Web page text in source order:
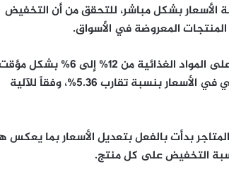
على مراقبة الأسعار بشكل مباشر، للتحقق من أن التخفيض
المعروضة في الأسواق.
ويشمل القرار الحكومي خفض ضريبة القيمة المضافة على المواد
نهاية عام 2027، ما يُفترض أن يؤدي إلى انخفاض فعلي في الأسعار بنسبة تقارب 5.36%، وفقاً للآلية
بدأت بالفعل بتعديل الأسعار بما يعكس
التخفيض على كل منتج.